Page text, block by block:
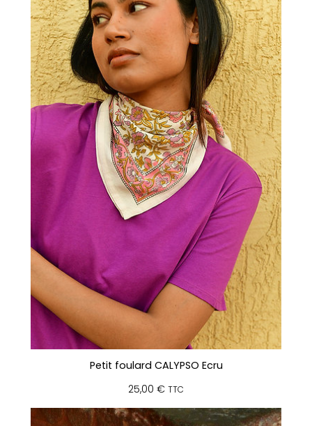
Petit foulard CALYPSO Ecru
25,00 € TTC